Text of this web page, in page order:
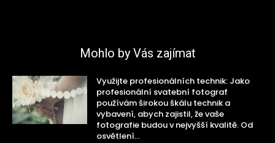
Mohlo by Vás zajímat
Využijte profesionálních technik: Jako
profesionální svatební fotograf
používám širokou škálu technik a
vybavení, abych zajistil, že vaše
fotografie budou v nejvyšší kvalitě. Od
osvětlení...